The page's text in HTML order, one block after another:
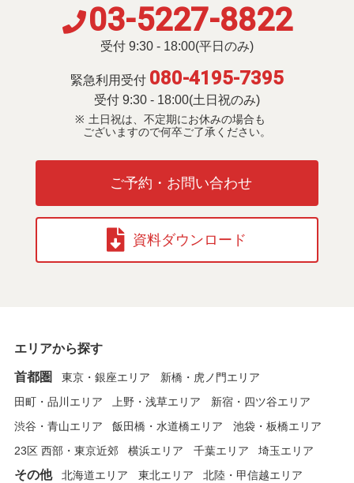
03-5227-8822
受付 9:30 - 18:00(平日のみ)
緊急利用受付 080-4195-7395
受付 9:30 - 18:00(土日祝のみ)
土日祝は、不定期にお休みの場合も
ございますので何卒ご了承ください。
ご予約・お問い合わせ
資料ダウンロード
エリアから探す
首都圏 東京・銀座エリア
新橋・虎ノ門エリア
田町・品川エリア
上野・浅草エリア
新宿・四ツ谷エリア
渋谷・青山エリア
飯田橋・水道橋エリア
池袋・板橋エリア
23区 西部・東京近郊
横浜エリア 千葉エリア 埼玉エリア
その他 北海道エリア 東北エリア
北陸・甲信越エリア